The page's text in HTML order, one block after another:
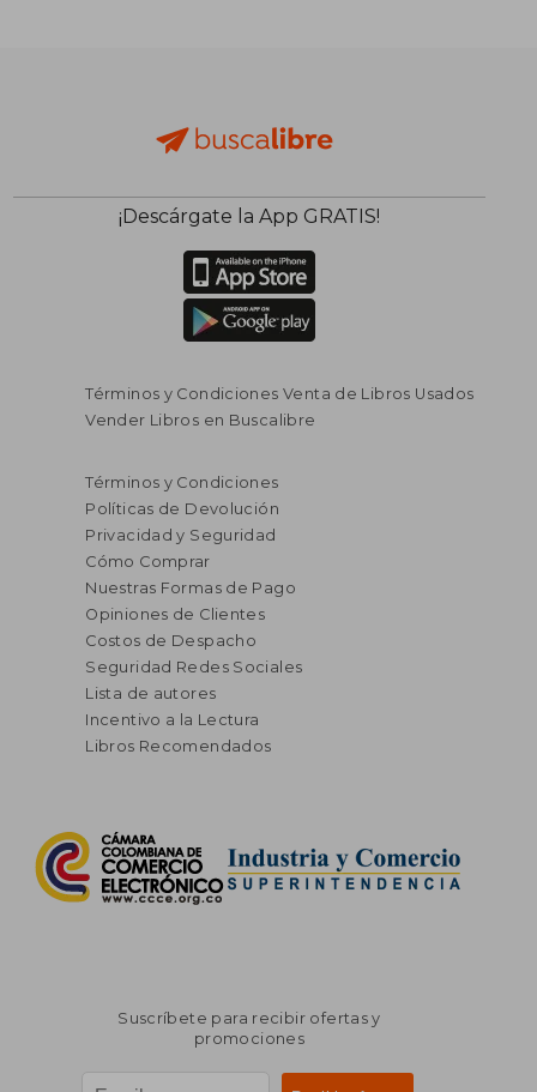
¡Descárgate la App GRATIS!
Términos y Condiciones Venta de Libros Usados
Vender Libros en Buscalibre
Términos y Condiciones
Políticas de Devolución
Privacidad y Seguridad
Cómo Comprar
Nuestras Formas de Pago
Opiniones de Clientes
Costos de Despacho
Seguridad Redes Sociales
Lista de autores
Incentivo a la Lectura
Libros Recomendados
Suscríbete para recibir ofertas y
promociones